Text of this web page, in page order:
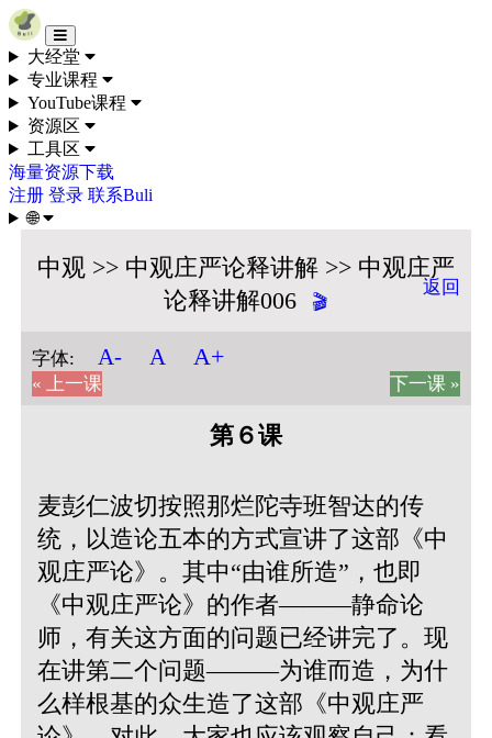
Skip to content
大经堂
专业课程
YouTube课程
资源区
工具区
海量资源下载
注册 登录 联系Buli
🌐
中观 >> 中观庄严论释讲解 >> 中观庄严
论释讲解006
🎬
返回
字体: A- A A+
« 上一课 下一课 »
第６课
麦彭仁波切按照那烂陀寺班智达的传
统，以造论五本的方式宣讲了这部《中
观庄严论》。其中“由谁所造”，也即
《中观庄严论》的作者———静命论
师，有关这方面的问题已经讲完了。现
在讲第二个问题———为谁而造，为什
么样根基的众生造了这部《中观庄严